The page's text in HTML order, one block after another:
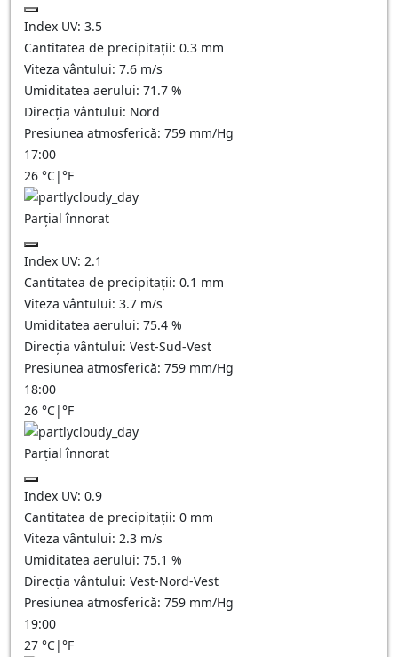
Index UV: 3.5
Cantitatea de precipitații: 0.3 mm
Viteza vântului: 7.6 m/s
Umiditatea aerului: 71.7 %
Direcția vântului: Nord
Presiunea atmosferică: 759 mm/Hg
17:00
26 °C|°F
Parțial înnorat
Index UV: 2.1
Cantitatea de precipitații: 0.1 mm
Viteza vântului: 3.7 m/s
Umiditatea aerului: 75.4 %
Direcția vântului: Vest-Sud-Vest
Presiunea atmosferică: 759 mm/Hg
18:00
26 °C|°F
Parțial înnorat
Index UV: 0.9
Cantitatea de precipitații: 0 mm
Viteza vântului: 2.3 m/s
Umiditatea aerului: 75.1 %
Direcția vântului: Vest-Nord-Vest
Presiunea atmosferică: 759 mm/Hg
19:00
27 °C|°F